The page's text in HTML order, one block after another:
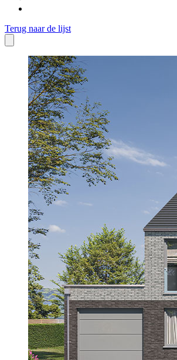
Terug naar de lijst